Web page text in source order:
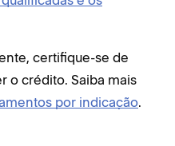
certifique-se de
o crédito. Saiba mais
por indicação.